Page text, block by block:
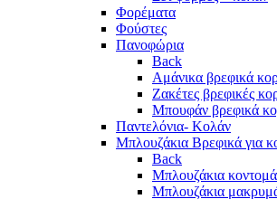
Φορέματα
Φούστες
Πανοφώρια
Back
Αμάνικα βρεφικά
Ζακέτες βρεφικές
Μπουφάν βρεφικά
Παντελόνια- Κολάν
Μπλουζάκια Βρεφικά για
Back
Μπλουζάκια
Μπλουζάκια